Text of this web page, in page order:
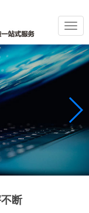
切
换
导
航
断